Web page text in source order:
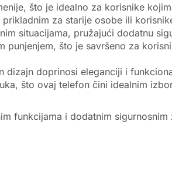
što je idealno za korisnike
za starije osobe ili
situacijama, pružajući dodatnu
što je savršeno za
dizajn doprinosi eleganciji i
što ovaj telefon čini idealnim
funkcijama i dodatnim sigurnosnim